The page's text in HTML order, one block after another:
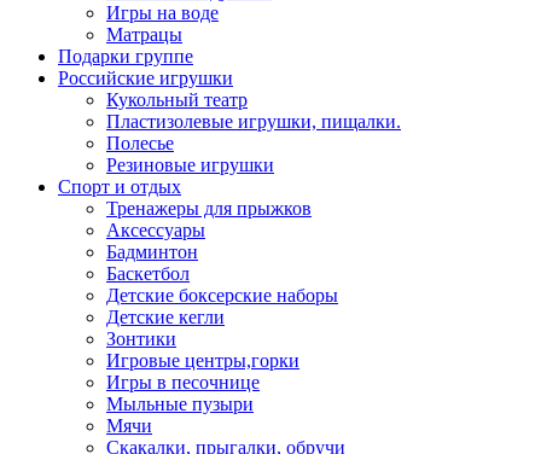
Игры на воде
Матрацы
Подарки группе
Российские игрушки
Кукольный театр
Пластизолевые игрушки, пищалки.
Полесье
Резиновые игрушки
Спорт и отдых
Тренажеры для прыжков
Аксессуары
Бадминтон
Баскетбол
Детские боксерские наборы
Детские кегли
Зонтики
Игровые центры,горки
Игры в песочнице
Мыльные пузыри
Мячи
Скакалки, прыгалки, обручи